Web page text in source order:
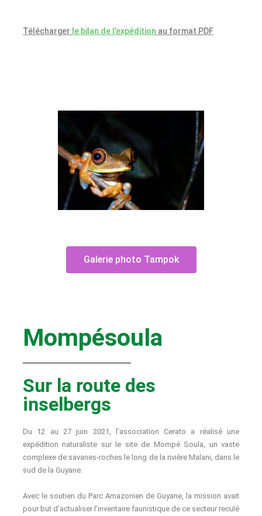
Télécharger le bilan de l’expédition au format PDF
Galerie photo Tampok
Mompésoula
Sur la route des
inselbergs
Du 12 au 27 juin 2021, l’association Cerato a réalisé une
expédition naturaliste sur le site de Mompé Soula, un vaste
complexe de savanes-roches le long de la rivière Malani, dans le
sud de la Guyane.
Avec le soutien du Parc Amazonien de Guyane, la mission avait
pour but d’actualiser l’inventaire faunistique de ce secteur reculé